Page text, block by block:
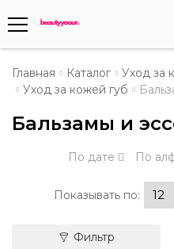
Телефоны
Менеджер по работе АБС
+375 (29) 5487677
Главная Каталог
Уход за
Уход за кожей губ
Бальзамы и
По дате По
Показывать по:
Фильтр